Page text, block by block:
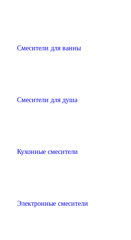
Смесители для ванны
Смесители для душа
Кухонные смесители
Электронные смесители